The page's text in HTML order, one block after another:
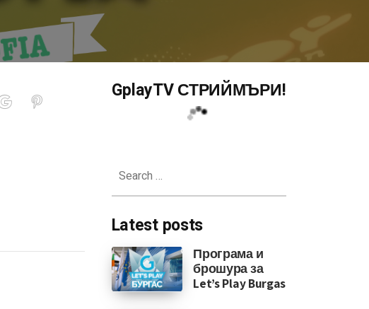
GplayTV СТРИЙМЪРИ!
for:
Latest posts
Програма и
брошура за
Let’s Play Burgas